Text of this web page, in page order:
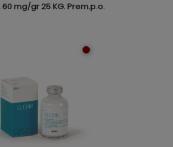
60 mg/gr 25 KG. Prem.p.o.